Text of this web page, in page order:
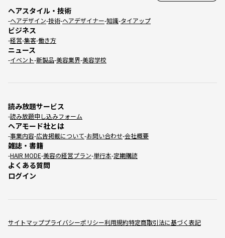
サイトマッププライバシーポリシー利用規約特定商取引法に基づく表記
ヘアスタイル・技術
ヘアデザイン 技術 ヘアデザイナー 知識 タイアップ
ビジネス
経営 集客 働き方
ニュース
イベント 新製品 美容業界 美容学校
読み放題サービス
読み放題申し込みフォーム
ヘアモード社とは
事業内容 広告掲載について お問い合わせ 会社概要
雑誌・書籍
HAIR MODE 美容の経営プラン 単行本 定期購読
よくある質問
ログイン